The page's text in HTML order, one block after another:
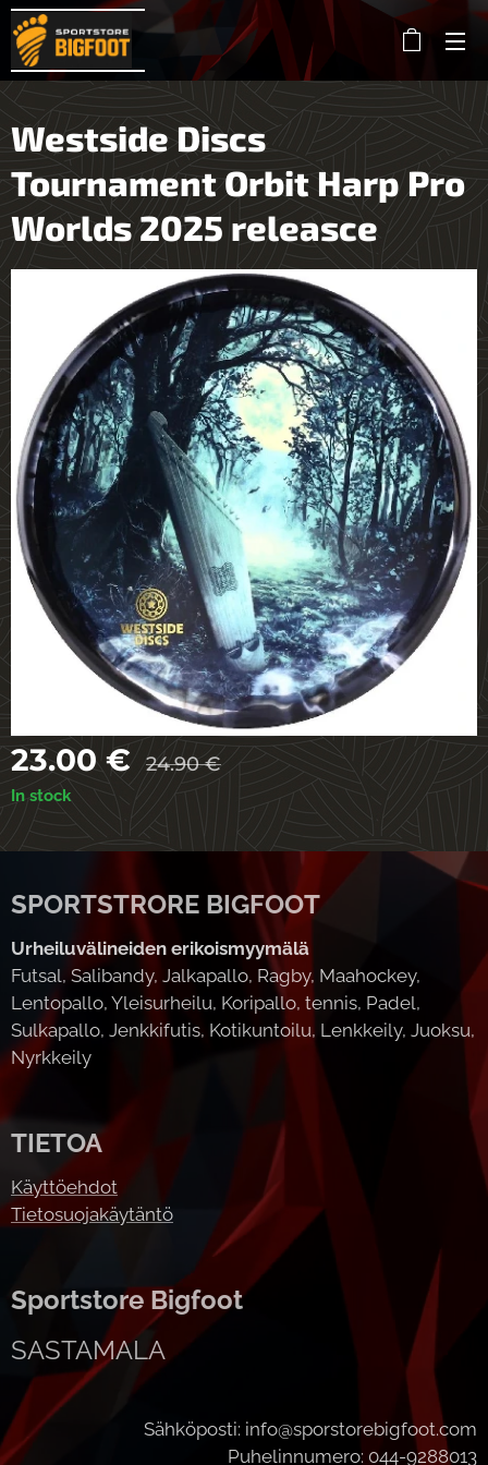
Westside Discs
Tournament Orbit Harp Pro
Worlds 2025 releasce
23.00 € 24.90€
In stock
SPORTSTRORE BIGFOOT
Urheiluvälineiden erikoismyymälä
Futsal, Salibandy, Jalkapallo, Ragby, Maahockey,
Lentopallo, Yleisurheilu, Koripallo, tennis, Padel,
Sulkapallo, Jenkkifutis, Kotikuntoilu, Lenkkeily, Juoksu,
Nyrkkeily
TIETOA
Käyttöehdot
Tietosuojakäytäntö
Sportstore Bigfoot
SASTAMALA
Sähköposti: info@sporstorebigfoot.com
Puhelinnumero: 044-9288013